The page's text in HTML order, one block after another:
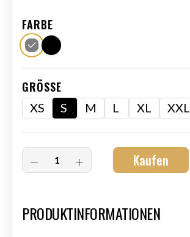
FARBE
GRÖSSE
XS S M L XL XXL
Kaufen
PRODUKTINFORMATIONEN